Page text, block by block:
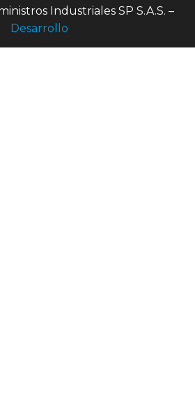
Industriales SP S.A.S. –
Desarrollo